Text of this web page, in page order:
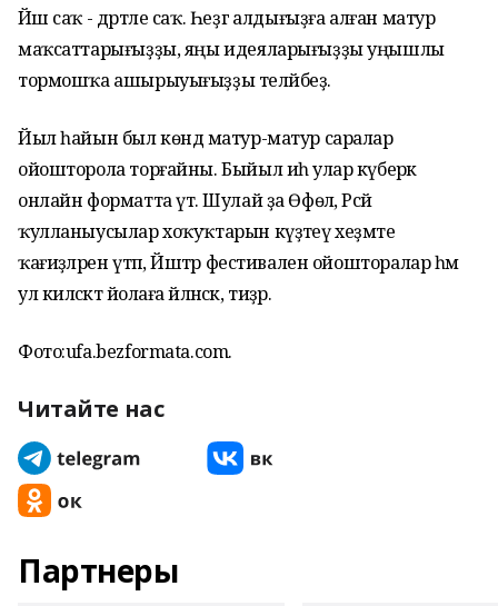
Йәш саҡ - дәртле саҡ. Һеҙгә алдығыҙға алған матур
маҡсаттарығыҙҙы, яңы идеяларығыҙҙы уңышлы
тормошҡа ашырыуығыҙҙы теләйбеҙ.
Йыл һайын был көндә матур-матур саралар
ойошторола торғайны. Быйыл иһә улар күберәк
онлайн форматта үтә. Шулай ҙа Өфөлә, Рәсәй
ҡулланыусылар хоҡуҡтарын күҙәтеү хеҙмәте
ҡағиҙәләрен үтәп, Йәштәр фестивален ойошторалар һәм
ул киләсәктә йолаға әйләнәсәк, тиҙәр.
Фото:ufa.bezformata.com.
Читайте нас
Партнеры